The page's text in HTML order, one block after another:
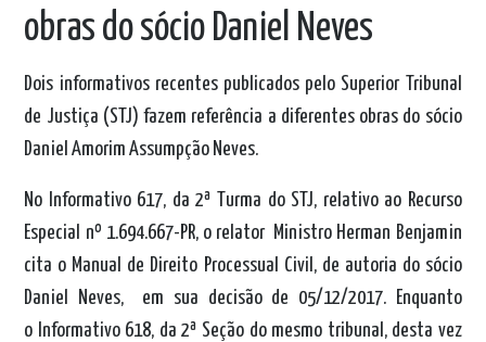
obras do sócio Daniel Neves
Dois informativos recentes publicados pelo Superior Tribunal
de Justiça (STJ) fazem referência a diferentes obras do sócio
Daniel Amorim Assumpção Neves.
No Informativo 617, da 2ª Turma do STJ, relativo ao Recurso
Especial nº 1.694.667-PR, o relator Ministro Herman Benjamin
cita o Manual de Direito Processual Civil, de autoria do sócio
Daniel Neves, em sua decisão de 05/12/2017. Enquanto
o Informativo 618, da 2ª Seção do mesmo tribunal, desta vez